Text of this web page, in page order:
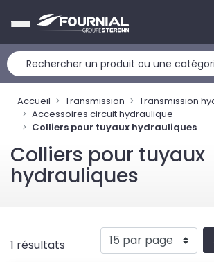
Accueil Transmission
Transmission
Accessoires circuit hydraulique
Colliers pour tuyaux hydrauliques
Colliers pour tuyaux
hydrauliques
1 résultats